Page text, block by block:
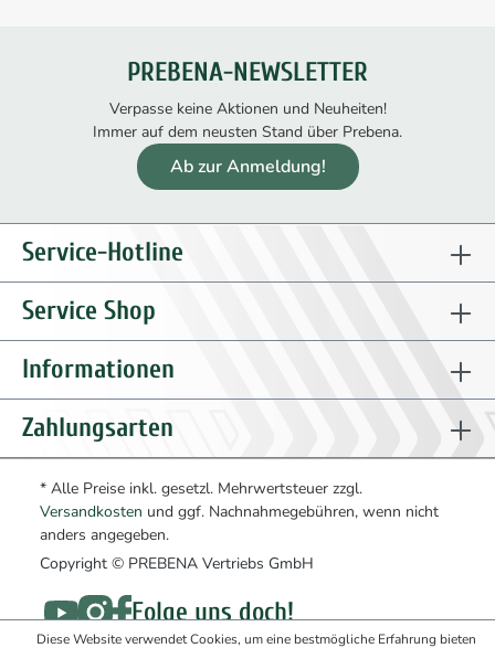
PREBENA-NEWSLETTER
Verpasse keine Aktionen und Neuheiten!
Immer auf dem neusten Stand über Prebena.
Ab zur Anmeldung!
Service-Hotline
Service Shop
Informationen
Zahlungsarten
* Alle Preise inkl. gesetzl. Mehrwertsteuer zzgl.
Versandkosten und ggf. Nachnahmegebühren, wenn nicht
anders angegeben.
Copyright © PREBENA Vertriebs GmbH
Folge uns doch!
Diese Website verwendet Cookies, um eine bestmögliche Erfahrung bieten